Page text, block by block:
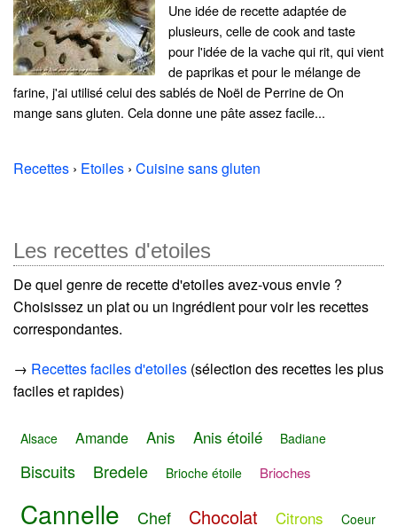
Une idée de recette adaptée de
plusieurs, celle de cook and taste
pour l'idée de la vache qui rit, qui vient
de paprikas et pour le mélange de
farine, j'ai utilisé celui des sablés de Noël de Perrine de On
mange sans gluten. Cela donne une pâte assez facile...
Recettes › Etoiles › Cuisine sans gluten
Les recettes d'etoiles
De quel genre de recette d'etoiles avez-vous envie ?
Choisissez un plat ou un ingrédient pour voir les recettes
correspondantes.
→ Recettes faciles d'etoiles (sélection des recettes les plus
faciles et rapides)
Alsace Amande Anis Anis étoilé Badiane
Biscuits Bredele Brioche étoile Brioches
Cannelle Chef Chocolat Citrons Coeur